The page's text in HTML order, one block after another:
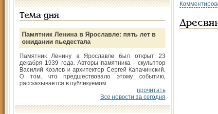
Тема дня
Памятник Ленина в Ярославле: пять лет в
ожидании пьедестала
Памятник Ленину в Ярославле был открыт 23
декабря 1939 года. Авторы памятника - скульптор
Василий Козлов и архитектор Сергей Капачинский.
О том, что предшествовало этому событию,
рассказывается в публикуемом ...
прочитать
Все новости за сегодня